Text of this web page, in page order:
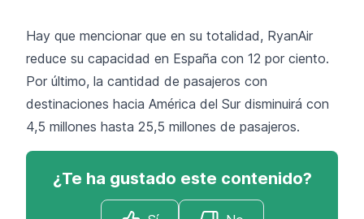
Hay que mencionar que en su totalidad, RyanAir
reduce su capacidad en España con 12 por ciento.
Por último, la cantidad de pasajeros con
destinaciones hacia América del Sur disminuirá con
4,5 millones hasta 25,5 millones de pasajeros.
¿Te ha gustado este contenido?